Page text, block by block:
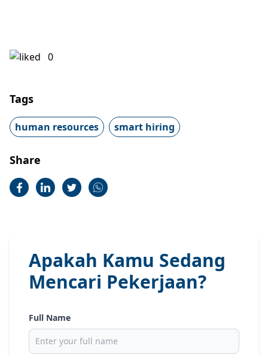
0
Tags
human resources smart hiring
Share
Apakah Kamu Sedang
Mencari Pekerjaan?
Full Name